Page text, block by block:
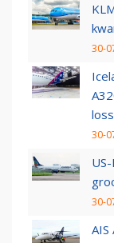
30-
30-
30-